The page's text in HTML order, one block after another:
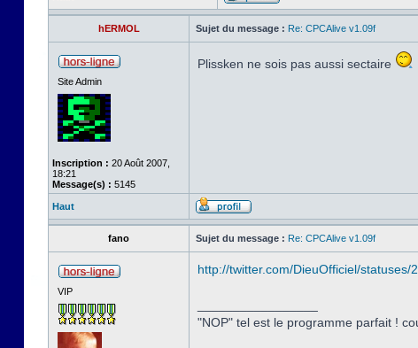
hERMOL Sujet du message : Re: CPCAlive v1.09f
Site Admin
Inscription : 20 Août 2007,
18:21
Message(s) : 5145
Plissken ne sois pas aussi sectaire
Haut
fano Sujet du message : Re: CPCAlive v1.09f
VIP
http://twitter.com/DieuOfficiel/statuses/
"NOP" tel est le programme parfait !